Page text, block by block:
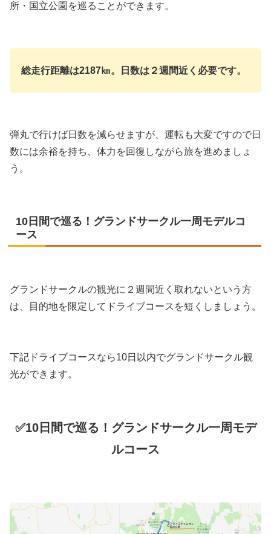
所・国立公園を巡ることができます。
総走行距離は2187㎞。日数は２週間近く必要です。
弾丸で行けば日数を減らせますが、運転も大変ですので日
数には余裕を持ち、体力を回復しながら旅を進めましょ
う。
10日間で巡る！グランドサークル一周モデルコ
ース
グランドサークルの観光に２週間近く取れないという方
は、目的地を限定してドライブコースを短くしましょう。
下記ドライブコースなら10日以内でグランドサークル観
光ができます。
✅10日間で巡る！グランドサークル一周モデ
ルコース